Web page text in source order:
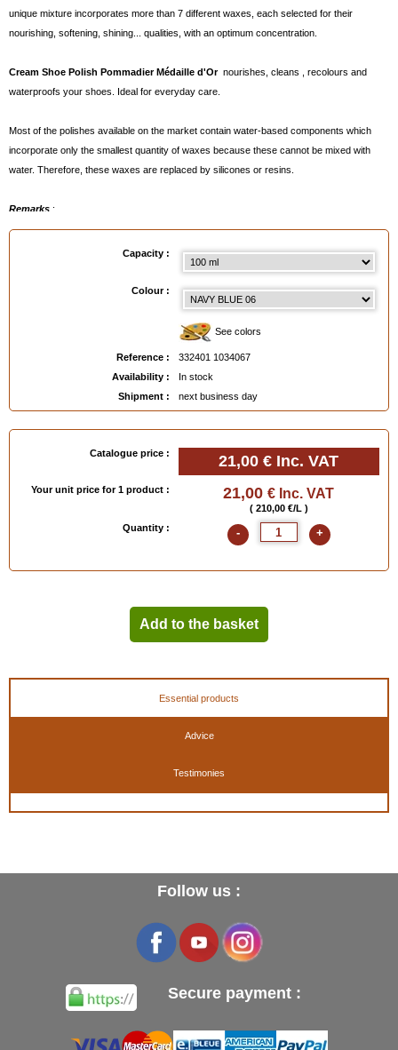
unique mixture incorporates more than 7 different waxes, each selected for their
nourishing, softening, shining... qualities, with an optimum concentration.
Cream Shoe Polish Pommadier Médaille d'Or nourishes, cleans , recolours and
waterproofs your shoes. Ideal for everyday care.
Most of the polishes available on the market contain water-based components which
incorporate only the smallest quantity of waxes because these cannot be mixed with
water. Therefore, these waxes are replaced by silicones or resins.
Remarks :
- For glazing or simply to increase the shine, alternate withShoe Polish Pate de Luxe
- Available in various colours. To make a choice, click on the painter's palette or order a
below.
: 75 ml, 100 ml
Capacity :
Colour :
See colors
Reference :
332401 1034067
Availability :
In stock
Shipment :
next business day
Catalogue price : 21,00 € Inc. VAT
Your unit price for 1 product : 21,00 € Inc. VAT
( 210,00 €/L )
Quantity :
- +
Add to the basket
Essential products
Advice
Testimonies
Follow us :
Secure payment :